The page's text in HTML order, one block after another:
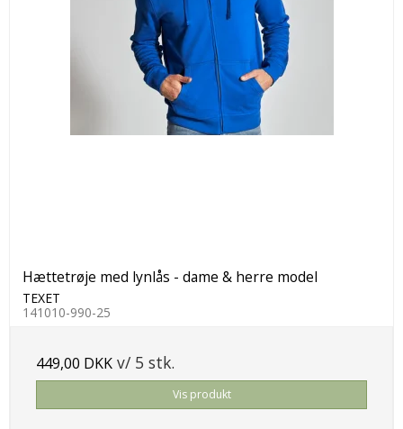
Hættetrøje med lynlås - dame & herre model
TEXET
141010-990-25
449,00 DKK v/ 5 stk.
Vis produkt